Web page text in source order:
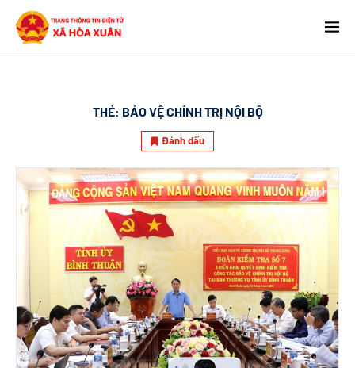
THẺ: BẢO VỆ CHÍNH TRỊ NỘI BỘ
Đánh dấu